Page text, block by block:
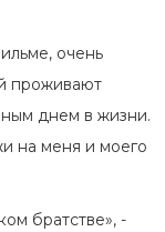
очень
проживают
днем в жизни.
на меня и моего
братстве», -